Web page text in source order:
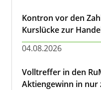
Kontron vor den
Kurslücke zur
04.08.2026
Volltreffer in den
Aktiengewinn in nur